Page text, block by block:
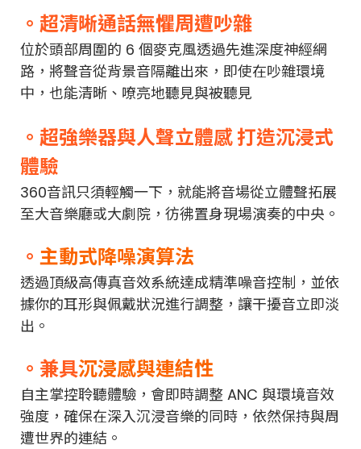
。超清晰通話無懼周遭吵雜
位於頭部周圍的 6 個麥克風透過先進深度神經網
路，將聲音從背景音隔離出來，即使在吵雜環境
中，也能清晰、嘹亮地聽見與被聽見
。超強樂器與人聲立體感 打造沉浸式
體驗
360音訊只須輕觸一下，就能將音場從立體聲拓展
至大音樂廳或大劇院，彷彿置身現場演奏的中央。
。 主動式降噪演算法
透過頂級高傳真音效系統達成精準噪音控制，並依
據你的耳形與佩戴狀況進行調整，讓干擾音立即淡
出。
。兼具沉浸感與連結性
自主掌控聆聽體驗，會即時調整 ANC 與環境音效
強度，確保在深入沉浸音樂的同時，依然保持與周
遭世界的連結。